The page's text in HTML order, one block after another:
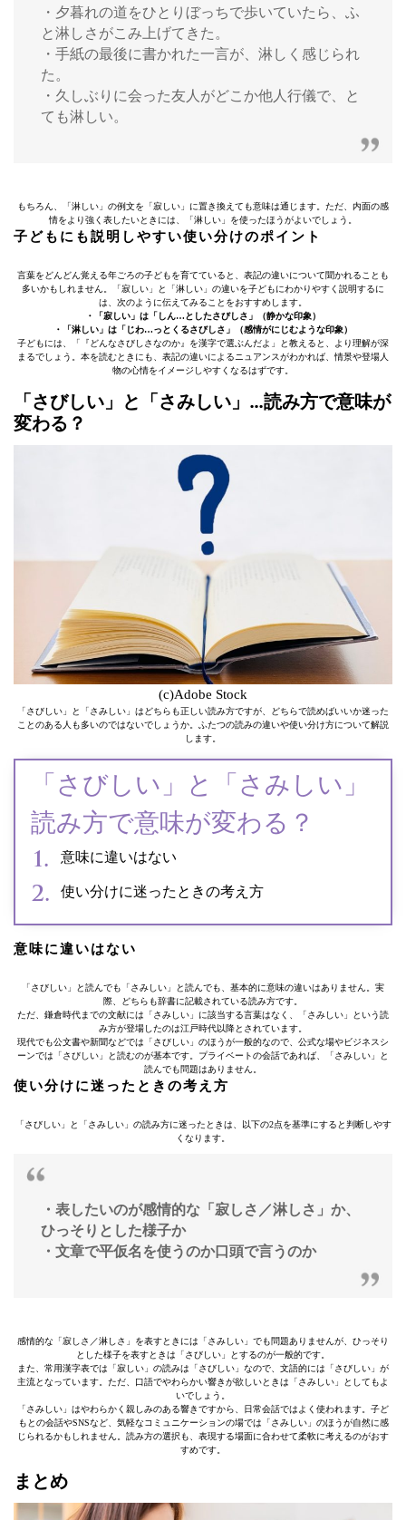
・夕暮れの道をひとりぼっちで歩いていたら、ふ
と淋しさがこみ上げてきた。
・手紙の最後に書かれた一言が、淋しく感じられ
た。
・久しぶりに会った友人がどこか他人行儀で、と
ても淋しい。
もちろん、「淋しい」の例文を「寂しい」に置き換えても意味は通じます。ただ、内面の感
情をより強く表したいときには、「淋しい」を使ったほうがよいでしょう。
子どもにも説明しやすい使い分けのポイント
言葉をどんどん覚える年ごろの子どもを育てていると、表記の違いについて聞かれることも
多いかもしれません。「寂しい」と「淋しい」の違いを子どもにわかりやすく説明するに
は、次のように伝えてみることをおすすめします。
・「寂しい」は「しん…としたさびしさ」（静かな印象）
・「淋しい」は「じわ…っとくるさびしさ」（感情がにじむような印象）
子どもには、「『どんなさびしさなのか』を漢字で選ぶんだよ」と教えると、より理解が深
まるでしょう。本を読むときにも、表記の違いによるニュアンスがわかれば、情景や登場人
物の心情をイメージしやすくなるはずです。
「さびしい」と「さみしい」…読み方で意味が
変わる？
(c)Adobe Stock
「さびしい」と「さみしい」はどちらも正しい読み方ですが、どちらで読めばいいか迷った
ことのある人も多いのではないでしょうか。ふたつの読みの違いや使い分け方について解説
します。
「さびしい」と「さみしい」
読み方で意味が変わる？
意味に違いはない
使い分けに迷ったときの考え方
意味に違いはない
「さびしい」と読んでも「さみしい」と読んでも、基本的に意味の違いはありません。実
際、どちらも辞書に記載されている読み方です。
ただ、鎌倉時代までの文献には「さみしい」に該当する言葉はなく、「さみしい」という読
み方が登場したのは江戸時代以降とされています。
現代でも公文書や新聞などでは「さびしい」のほうが一般的なので、公式な場やビジネスシ
ーンでは「さびしい」と読むのが基本です。プライベートの会話であれば、「さみしい」と
読んでも問題はありません。
使い分けに迷ったときの考え方
「さびしい」と「さみしい」の読み方に迷ったときは、以下の2点を基準にすると判断しやす
くなります。
・表したいのが感情的な「寂しさ／淋しさ」か、
ひっそりとした様子か
・文章で平仮名を使うのか口頭で言うのか
感情的な「寂しさ／淋しさ」を表すときには「さみしい」でも問題ありませんが、ひっそり
とした様子を表すときは「さびしい」とするのが一般的です。
また、常用漢字表では「寂しい」の読みは「さびしい」なので、文語的には「さびしい」が
主流となっています。ただ、口語でやわらかい響きが欲しいときは「さみしい」としてもよ
いでしょう。
「さみしい」はやわらかく親しみのある響きですから、日常会話ではよく使われます。子ど
もとの会話やSNSなど、気軽なコミュニケーションの場では「さみしい」のほうが自然に感
じられるかもしれません。読み方の選択も、表現する場面に合わせて柔軟に考えるのがおす
すめです。
まとめ